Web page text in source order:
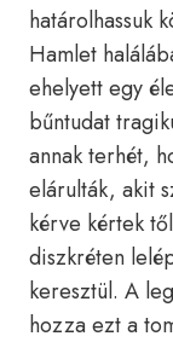
határolhassuk
Hamlet
ehelyett egy
bűntudat
annak terhét,
elárulták, akit
kérve kértek
diszkréten
keresztül. A
hozza ezt a